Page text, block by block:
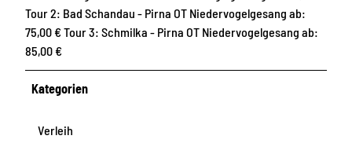
Tour 2: Bad Schandau - Pirna OT Niedervogelgesang ab:
75,00 € Tour 3: Schmilka - Pirna OT Niedervogelgesang ab:
85,00 €
Kategorien
Verleih